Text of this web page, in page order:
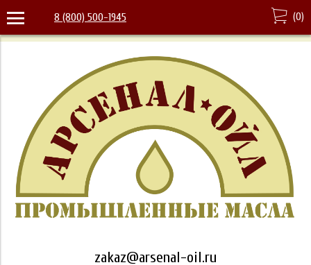
8 (800) 500-1945 (0)
zakaz@arsenal-oil.ru